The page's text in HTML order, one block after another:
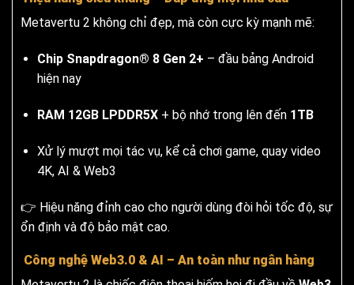
Metavertu 2 không chỉ đẹp, mà còn cực kỳ mạnh mẽ:
Chip Snapdragon® 8 Gen 2+ – đầu bảng Android
hiện nay
RAM 12GB LPDDR5X+ bộ nhớ trong lên đến 1TB
Xử lý mượt mọi tác vụ, kể cả chơi game, quay video
4K, AI & Web3
👉 Hiệu năng đỉnh cao cho người dùng đòi hỏi tốc độ, sự
ổn định và độ bảo mật cao.
Công nghệ Web3.0 & AI – An toàn như ngân hàng